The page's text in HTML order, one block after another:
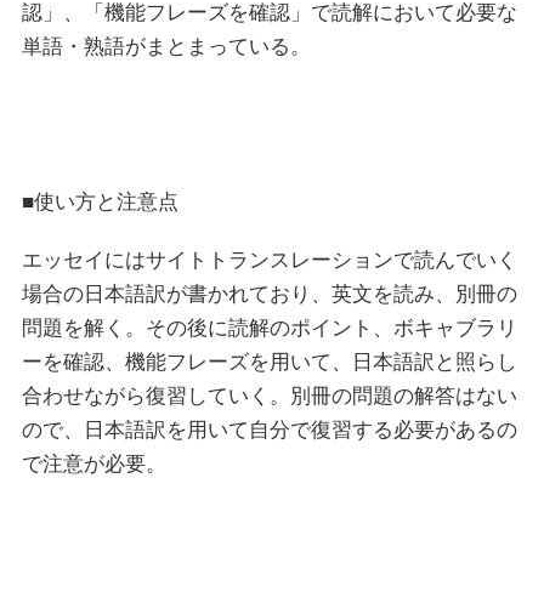
認」、「機能フレーズを確認」で読解において必要な
単語・熟語がまとまっている。
■使い方と注意点
エッセイにはサイトトランスレーションで読んでいく
場合の日本語訳が書かれており、英文を読み、別冊の
問題を解く。その後に読解のポイント、ボキャブラリ
ーを確認、機能フレーズを用いて、日本語訳と照らし
合わせながら復習していく。別冊の問題の解答はない
ので、日本語訳を用いて自分で復習する必要があるの
で注意が必要。